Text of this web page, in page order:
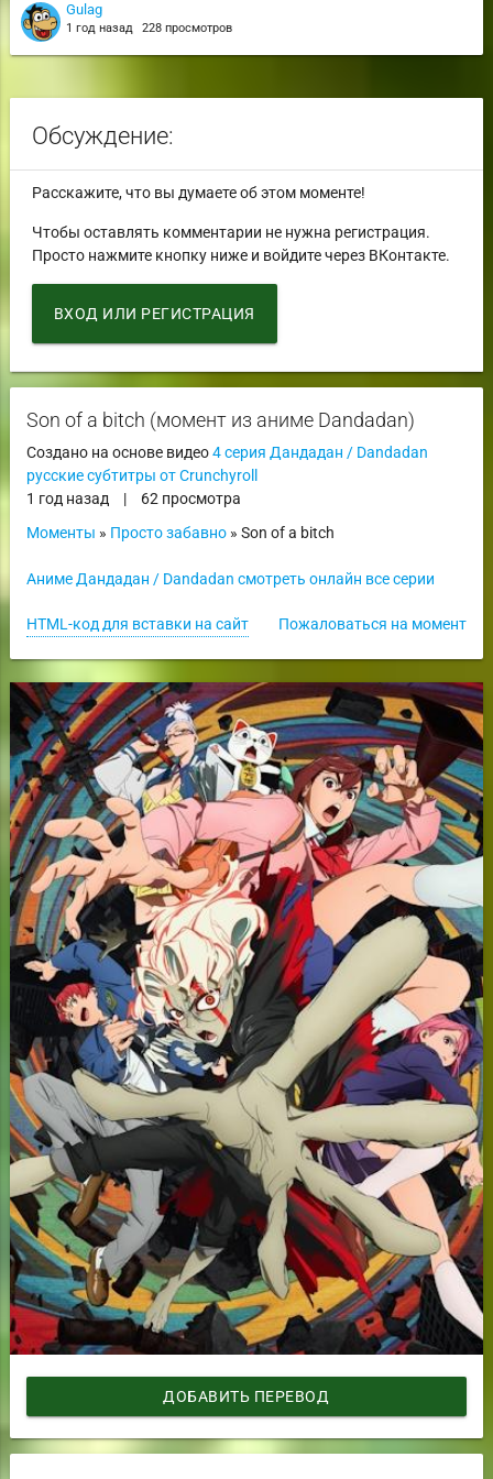
Gulag
1 год назад 228 просмотров
Обсуждение:
Расскажите, что вы думаете об этом моменте!
Чтобы оставлять комментарии не нужна регистрация.
Просто нажмите кнопку ниже и войдите через ВКонтакте.
ВХОД ИЛИ РЕГИСТРАЦИЯ
Son of a bitch (момент из аниме Dandadan)
Создано на основе видео4 серия Дандадан / Dandadan
русские субтитры от Crunchyroll
1 год назад
|
62 просмотра
Моменты » Просто забавно» Son of a bitch
Аниме Дандадан / Dandadan смотреть онлайн все серии
Пожаловаться на момент
HTML-код для вставки на сайт
ДОБАВИТЬ ПЕРЕВОД